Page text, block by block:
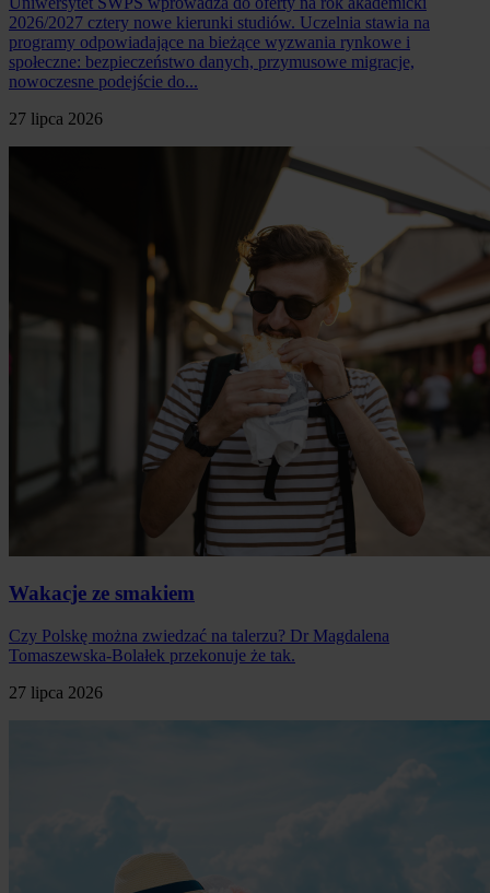
2026/2027 cztery nowe kierunki studiów. Uczelnia stawia na
programy odpowiadające na bieżące wyzwania rynkowe i
społeczne: bezpieczeństwo danych, przymusowe migracje,
nowoczesne podejście do...
27 lipca 2026
Wakacje ze smakiem
Czy Polskę można zwiedzać na talerzu? Dr Magdalena
Tomaszewska-Bolałek przekonuje że tak.
27 lipca 2026